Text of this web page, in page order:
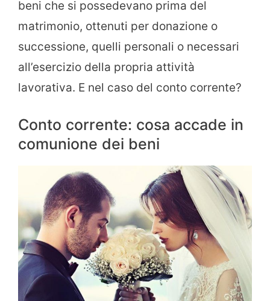
beni che si possedevano prima del
matrimonio, ottenuti per donazione o
successione, quelli personali o necessari
all’esercizio della propria attività
lavorativa. E nel caso del conto corrente?
Conto corrente: cosa accade in
comunione dei beni